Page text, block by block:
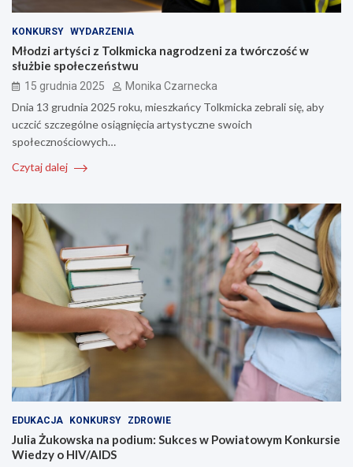
KONKURSY WYDARZENIA
Młodzi artyści z Tolkmicka nagrodzeni za twórczość w
służbie społeczeństwu
15 grudnia 2025 Monika Czarnecka
Dnia 13 grudnia 2025 roku, mieszkańcy Tolkmicka zebrali się, aby
uczcić szczególne osiągnięcia artystyczne swoich
społecznościowych…
Czytaj dalej
EDUKACJA KONKURSY ZDROWIE
Julia Żukowska na podium: Sukces w Powiatowym Konkursie
Wiedzy o HIV/AIDS